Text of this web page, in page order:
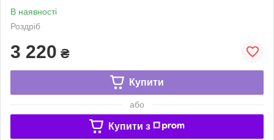
В наявності
Роздріб
3 220 ₴
Купити
або
Купити з